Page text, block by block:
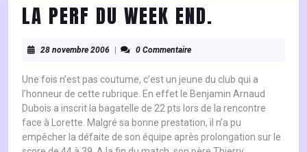
LA PERF DU WEEK END.
28 novembre 200628
2006
0 Commentaire
Une fois n’est pas coutume, c’est un jeune du club qui a
l’honneur de cette rubrique. En effet le Benjamin Arnaud
Dubois a inscrit la bagatelle de 22 pts lors de la rencontre
face à Lorette. Malgré sa bonne prestation, il n’a pu
empêcher la défaite de son équipe après prolongation sur le